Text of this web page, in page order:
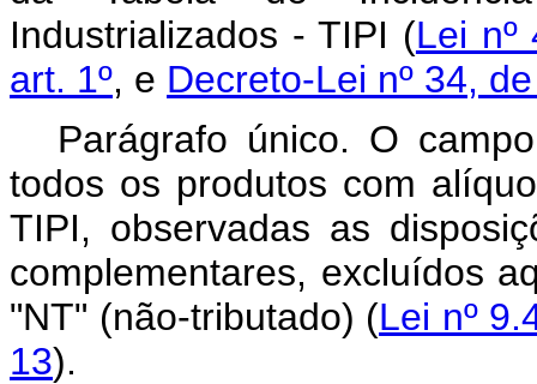
Industrializados - TIPI (Lei nº
art. 1º, e Decreto-Lei nº 34,
Parágrafo único. O
todos os produtos com
TIPI, observadas as
complementares, excluídos
"NT" (não-tributado) (Lei nº
13).